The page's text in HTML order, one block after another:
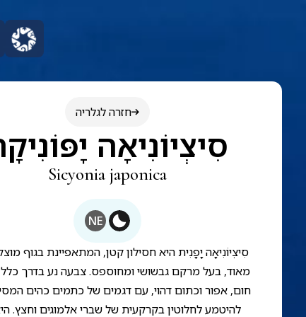
חזרה לגלריה
סִיצְיוֹנִיאָה
Sicyonia japonica
NE
סִיצְיוֹנִיאָה יָפָנִית היא חסילון קטן, המתאפיינת בגוף
מאוד, בעל מרקם גבשושי ומחוספס. צבעה נע בדרך כלל
חום, אפור וכתום דהוי, עם דגמים של כתמים כהים
להיטמע לחלוטין בקרקעית של שברי אלמוגים וחצץ.